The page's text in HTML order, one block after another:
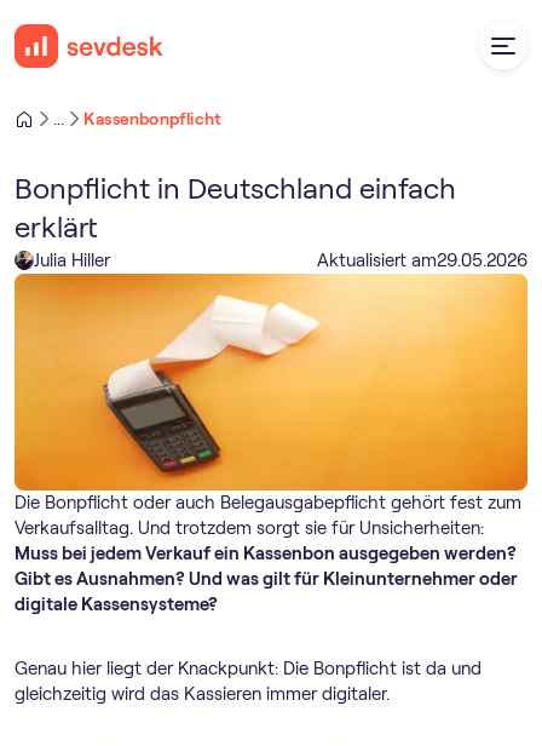
Kassenbonpflicht
Bonpflicht in Deutschland einfach
erklärt
Julia Hiller Aktualisiert am29.05.2026
Die Bonpflicht oder auch Belegausgabepflicht gehört fest zum
Verkaufsalltag. Und trotzdem sorgt sie für Unsicherheiten:
Muss bei jedem Verkauf ein Kassenbon ausgegeben werden?
Gibt es Ausnahmen? Und was gilt für Kleinunternehmer oder
digitale Kassensysteme?
Genau hier liegt der Knackpunkt: Die Bonpflicht ist da und
gleichzeitig wird das Kassieren immer digitaler.